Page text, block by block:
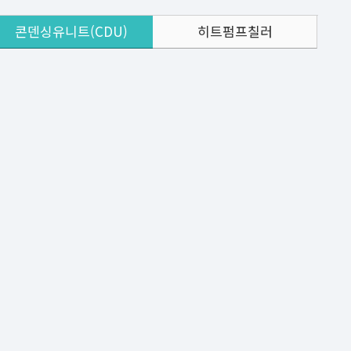
콘덴싱유니트(CDU) 히트펌프칠러